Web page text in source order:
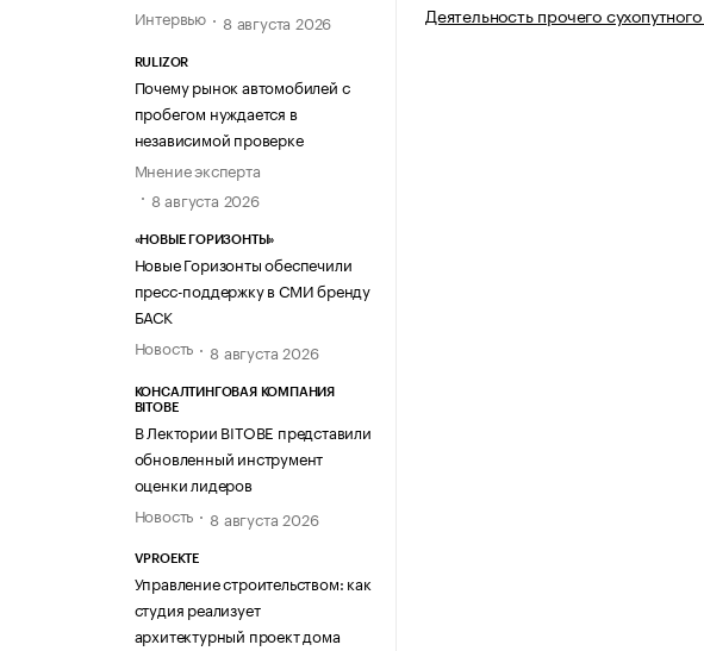
Интервью
8 августа 2026
RULIZOR
Почему рынок автомобилей с
пробегом нуждается в
независимой проверке
Мнение эксперта
8 августа 2026
«НОВЫЕ ГОРИЗОНТЫ»
Новые Горизонты обеспечили
пресс-поддержку в СМИ бренду
БАСК
Новость
8 августа 2026
КОНСАЛТИНГОВАЯ КОМПАНИЯ
BITOBE
В Лектории BITOBE представили
обновленный инструмент
оценки лидеров
Новость
8 августа 2026
VPROEKTE
Управление строительством: как
студия реализует
архитектурный проект дома
Деятельность прочего